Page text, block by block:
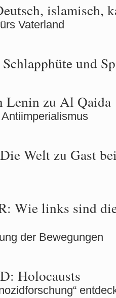
islamisch,
Vaterland
Schlapphüte und
Lenin zu Al Qaida
Welt zu Gast
Wie links sind
der Bewegungen
Holocausts